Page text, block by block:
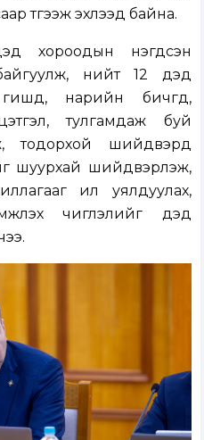
түгээж эхлээд байна.
хороодын нэгдсэн
нийт 12 дэд
нарийн бичгүүд,
тулгамдаж буй
тодорхой шийдвэрүүд
шуурхай шийдвэрлэж,
илүү уялдуулах,
чиглэлийг дэд